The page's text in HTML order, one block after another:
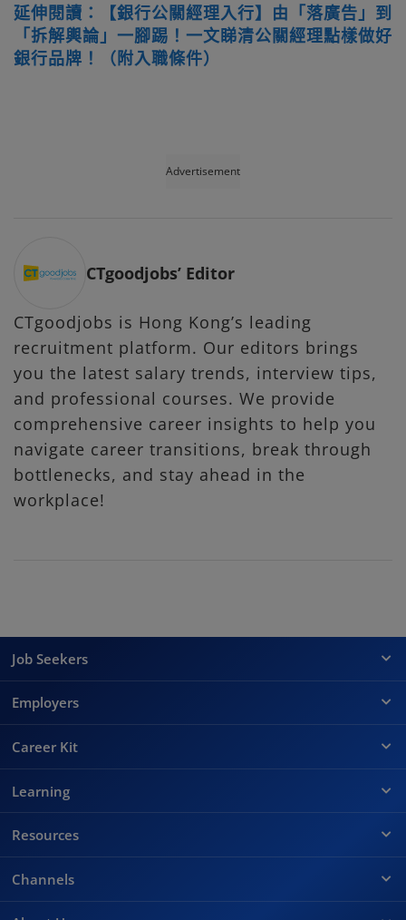
延伸閱讀：【銀行公關經理入行】由「落廣告」到
「拆解輿論」一腳踢！一文睇清公關經理點樣做好
銀行品牌！（附入職條件）
Advertisement
CTgoodjobs’ Editor
CTgoodjobs is Hong Kong’s leading
recruitment platform. Our editors brings
you the latest salary trends, interview tips,
and professional courses. We provide
comprehensive career insights to help you
navigate career transitions, break through
bottlenecks, and stay ahead in the
workplace!
Job Seekers
Employers
Career Kit
Learning
Resources
Channels